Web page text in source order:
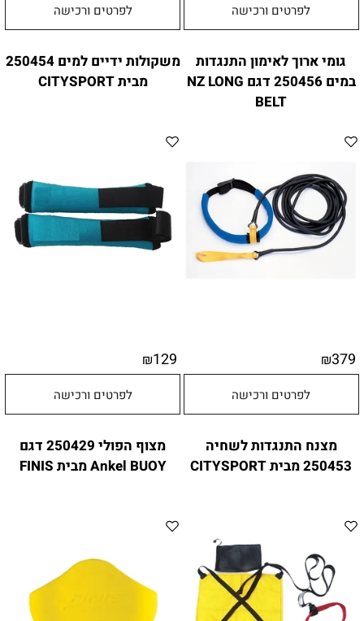
לפרטים ורכישה לפרטים ורכישה
גומי ארוך לאימון התנגדות
במים 250456 דגם NZ LONG
BELT
₪379
לפרטים ורכישה
משקולות ידיים למים 250454
מבית CITYSPORT
₪129
לפרטים ורכישה
מצנח התנגדות לשחיה
250453 מבית CITYSPORT
מצוף הפולי 250429 דגם
Ankel BUOY מבית FINIS